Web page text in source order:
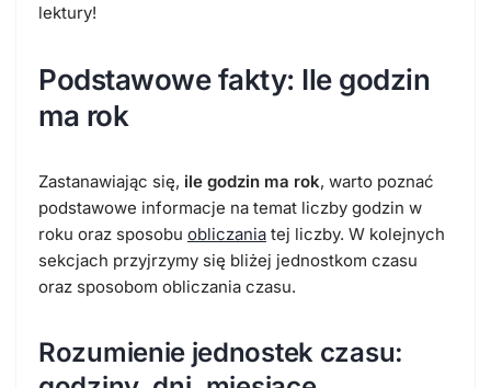
lektury!
Podstawowe fakty: Ile godzin
ma rok
Zastanawiając się, ile godzin ma rok, warto poznać
podstawowe informacje na temat liczby godzin w
roku oraz sposobu obliczania tej liczby. W kolejnych
sekcjach przyjrzymy się bliżej jednostkom czasu
oraz sposobom obliczania czasu.
Rozumienie jednostek czasu: